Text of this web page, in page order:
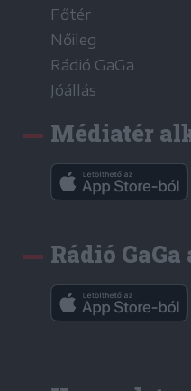
Főtér
Nőileg
Rádió GaGa
Jóállás
Médiatér
Rádió